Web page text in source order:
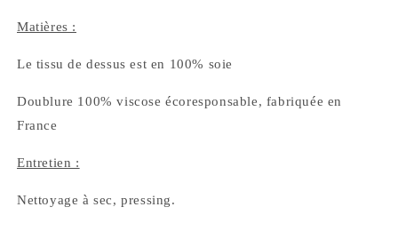
Matières :
Le tissu de dessus est en 100% soie
Doublure 100% viscose écoresponsable, fabriquée en
France
Entretien :
Nettoyage à sec, pressing.